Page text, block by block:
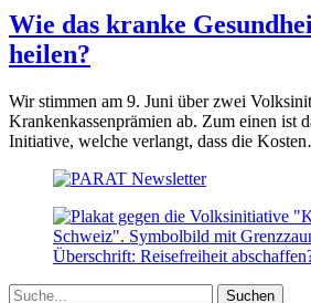
Wie das kranke
heilen?
2024)
Wir stimmen am 9. Juni über zwei
Krankenkassenprämien ab. Zum einen ist
Initiative, welche verlangt, dass die
Suche